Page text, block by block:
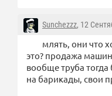
Sunchezzz, 12
млять, они что
это? продажа
вообще труба
на барикады, свои